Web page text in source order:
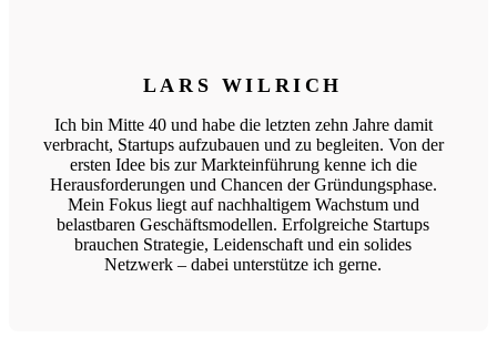
LARS WILRICH
Ich bin Mitte 40 und habe die letzten zehn Jahre damit
verbracht, Startups aufzubauen und zu begleiten. Von der
ersten Idee bis zur Markteinführung kenne ich die
Herausforderungen und Chancen der Gründungsphase.
Mein Fokus liegt auf nachhaltigem Wachstum und
belastbaren Geschäftsmodellen. Erfolgreiche Startups
brauchen Strategie, Leidenschaft und ein solides
Netzwerk – dabei unterstütze ich gerne.